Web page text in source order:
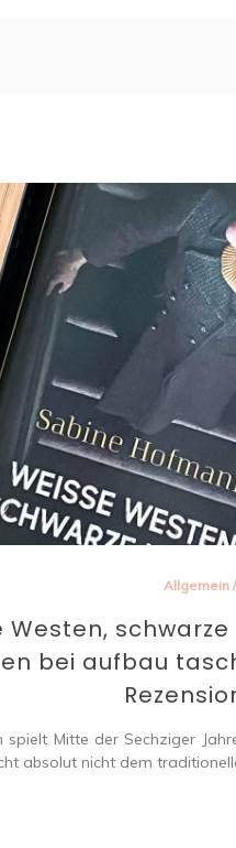
Allgemein /
Westen,
bei aufbau
spielt Mitte der Sechziger
absolut nicht dem